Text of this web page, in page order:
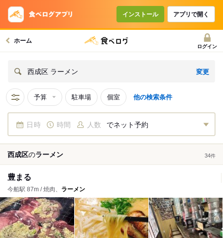
インストール アプリで開く
ホーム
ログイン
西成区 ラーメン 変更
予算 駐車場 個室 他の検索条件
日時 時間 人数 でネット予約
西成区のラーメン 34件
豊まる
今船駅 87m / 焼肉、 ラーメン